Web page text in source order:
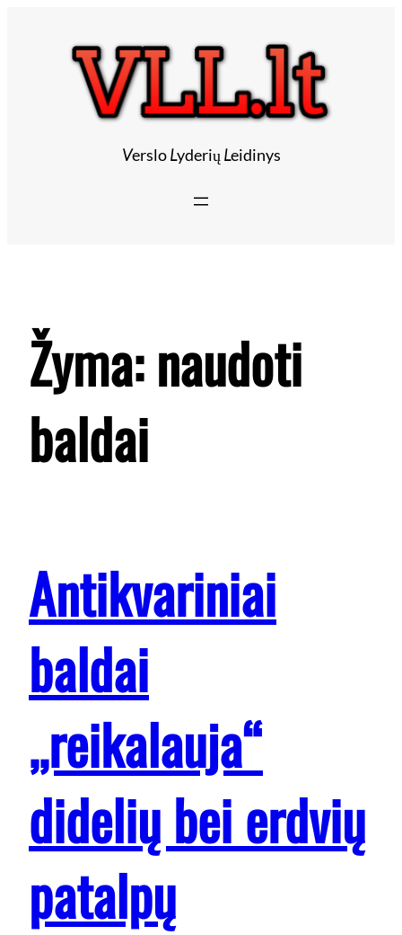
VersloLyderių Leidinys
Žyma:naudoti
baldai
Antikvariniai
baldai
,,reikalauja“
didelių bei erdvių
patalpų